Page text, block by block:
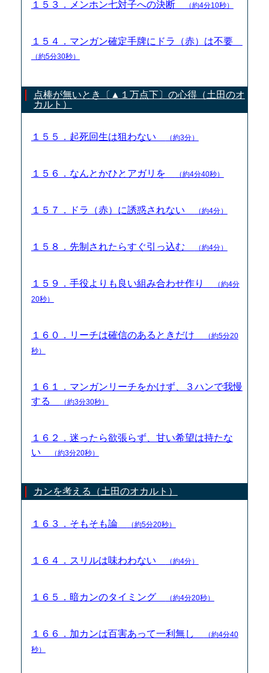
１５３．メンホン七対子への決断 （約4分10秒）
１５４．マンガン確定手牌にドラ（赤）は不要
（約5分30秒）
点棒が無いとき〔▲１万点下〕の心得（土田のオ
カルト）
１５５．起死回生は狙わない （約3分）
１５６．なんとかひとアガリを （約4分40秒）
１５７．ドラ（赤）に誘惑されない （約4分）
１５８．先制されたらすぐ引っ込む （約4分）
１５９．手役よりも良い組み合わせ作り
（約4分
20秒）
１６０．リーチは確信のあるときだけ
（約5分20
秒）
１６１．マンガンリーチをかけず、３ハンで我慢
する
（約3分30秒）
１６２．迷ったら欲張らず、甘い希望は持たな
い
（約3分20秒）
カンを考える（土田のオカルト）
１６３．そもそも論 （約5分20秒）
１６４．スリルは味わわない （約4分）
１６５．暗カンのタイミング （約4分20秒）
１６６．加カンは百害あって一利無し
（約4分40
秒）